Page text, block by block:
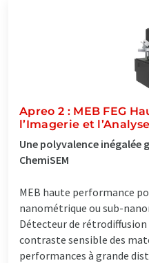
Apreo 2 : MEB FEG
l’Imagerie et
Une polyvalence inégalée
ChemiSEM
MEB haute performance
nanométrique ou sub-
Détecteur de
contraste sensible des
performances à grande